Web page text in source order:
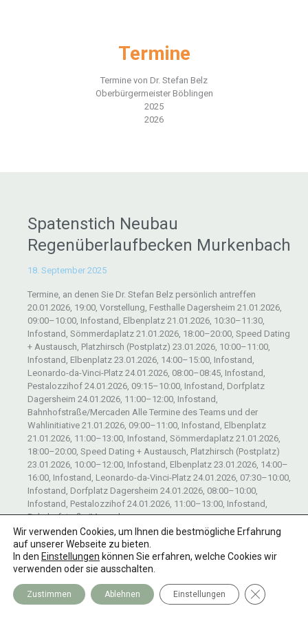
Termine
Termine von Dr. Stefan Belz
Oberbürgermeister Böblingen
2025
2026
Spatenstich Neubau
Regenüberlaufbecken Murkenbach
18. September 2025
Termine, an denen Sie Dr. Stefan Belz persönlich antreffen
20.01.2026, 19:00, Vorstellung, Festhalle Dagersheim 21.01.2026,
09:00–10:00, Infostand, Elbenplatz 21.01.2026, 10:30–11:30,
Infostand, Sömmerdaplatz 21.01.2026, 18:00–20:00, Speed Dating
+ Austausch, Platzhirsch (Postplatz) 23.01.2026, 10:00–11:00,
Infostand, Elbenplatz 23.01.2026, 14:00–15:00, Infostand,
Leonardo-da-Vinci-Platz 24.01.2026, 08:00–08:45, Infostand,
Pestalozzihof 24.01.2026, 09:15–10:00, Infostand, Dorfplatz
Dagersheim 24.01.2026, 11:00–12:00, Infostand,
Bahnhofstraße/Mercaden Alle Termine des Teams und der
Wahlinitiative 21.01.2026, 09:00–11:00, Infostand, Elbenplatz
21.01.2026, 11:00–13:00, Infostand, Sömmerdaplatz 21.01.2026,
18:00–20:00, Speed Dating + Austausch, Platzhirsch (Postplatz)
23.01.2026, 10:00–12:00, Infostand, Elbenplatz 23.01.2026, 14:00–
16:00, Infostand, Leonardo-da-Vinci-Platz 24.01.2026, 07:30–10:00,
Infostand, Dorfplatz Dagersheim 24.01.2026, 08:00–10:00,
Infostand, Pestalozzihof 24.01.2026, 11:00–13:00, Infostand,
Bahnhofstraße/Mercaden
Spatenstich
Neubau
Regenüberlaufbecken
Weiterlesen »
Wir verwenden Cookies, um Ihnen die bestmögliche Erfahrung
auf unserer Webseite zu bieten.
In den Einstellungen können Sie erfahren, welche Cookies wir
verwenden oder sie ausschalten.
Zustimmen Ablehnen Einstellungen GDPR